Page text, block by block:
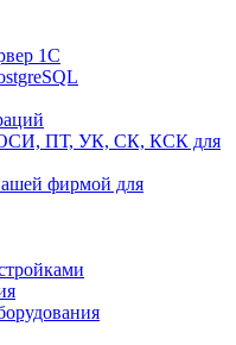
1С
ОСИ, ПТ, УК, СК, КСК для
фирмой для